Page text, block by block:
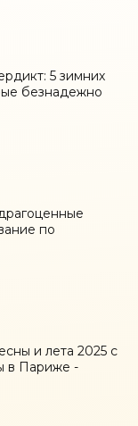
5 зимних
безнадежно
по
и лета 2025 с
в Париже -